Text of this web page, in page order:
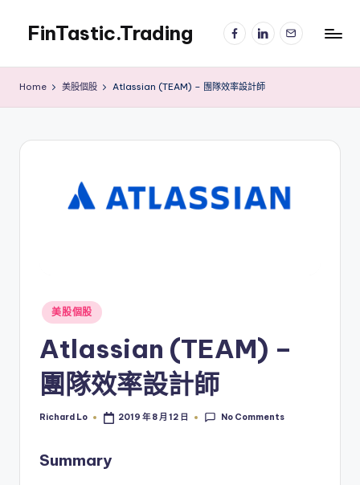
content
FinTastic.Trading
美
FacebookLinkedIn
電
子
Home 美股個股 Atlassian (TEAM) – 團隊效率設計師
Posted
in
美股個股
Atlassian (TEAM) –
團隊效率設計師
Posted
Richard Lo 2019 年 8 月 12 日 No Comments
Summary